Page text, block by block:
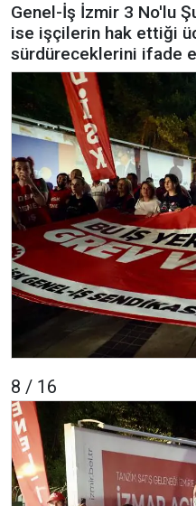
Genel-İş İzmir 3 No'lu
ise işçilerin hak ettiği
sürdüreceklerini ifade
8 / 16